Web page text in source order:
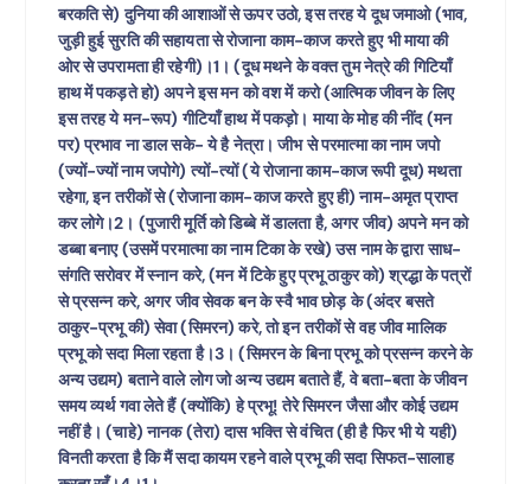
बरकति से) दुनिया की आशाओं से ऊपर उठो, इस तरह ये दूध जमाओ (भाव,
जुड़ी हुई सुरति की सहायता से रोजाना काम-काज करते हुए भी माया की
ओर से उपरामता ही रहेगी)।1। (दूध मथने के वक्त तुम नेत्रे की गिटियाँ
हाथ में पकड़ते हो) अपने इस मन को वश में करो (आत्मिक जीवन के लिए
इस तरह ये मन-रूप) गीटियाँ हाथ में पकड़ो। माया के मोह की नींद (मन
पर) प्रभाव ना डाल सके- ये है नेत्रा। जीभ से परमात्मा का नाम जपो
(ज्यों-ज्यों नाम जपोगे) त्यों-त्यों (ये रोजाना काम-काज रूपी दूध) मथता
रहेगा, इन तरीकों से (रोजाना काम-काज करते हुए ही) नाम-अमृत प्राप्त
कर लोगे।2। (पुजारी मूर्ति को डिब्बे में डालता है, अगर जीव) अपने मन को
डब्बा बनाए (उसमें परमात्मा का नाम टिका के रखे) उस नाम के द्वारा साध-
संगति सरोवर में स्नान करे, (मन में टिके हुए प्रभू ठाकुर को) श्रद्धा के पत्रों
से प्रसन्न करे, अगर जीव सेवक बन के स्वै भाव छोड़ के (अंदर बसते
ठाकुर-प्रभू की) सेवा (सिमरन) करे, तो इन तरीकों से वह जीव मालिक
प्रभू को सदा मिला रहता है।3। (सिमरन के बिना प्रभू को प्रसन्न करने के
अन्य उद्यम) बताने वाले लोग जो अन्य उद्यम बताते हैं, वे बता-बता के जीवन
समय व्यर्थ गवा लेते हैं (क्योंकि) हे प्रभू! तेरे सिमरन जैसा और कोई उद्यम
नहीं है। (चाहे) नानक (तेरा) दास भक्ति से वंचित (ही है फिर भी ये यही)
विनती करता है कि मैं सदा कायम रहने वाले प्रभू की सदा सिफत-सालाह